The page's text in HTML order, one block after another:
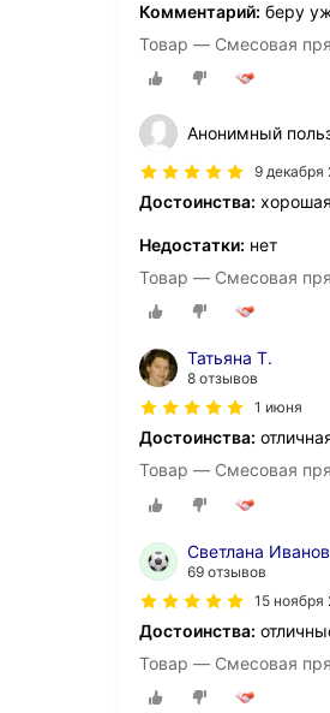
Комментарий: беру
Товар — Смесовая
Анонимный
9 декабря
Достоинства:
Недостатки: нет
Товар — Смесовая
Татьяна Т.
8 отзывов
1 июня
Достоинства:
Товар — Смесовая
Светлана
69 отзывов
15 ноября
Достоинства:
Товар — Смесовая